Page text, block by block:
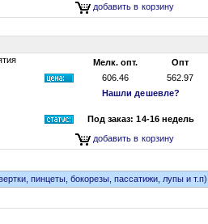
добавить в корзину
Мелк. опт.
Опт
606.46
562.97
Нашли дешевле?
Под заказ: 14-16 недель
добавить в корзину
пинцеты, бокорезы, пассатижи, лупы и т.п)